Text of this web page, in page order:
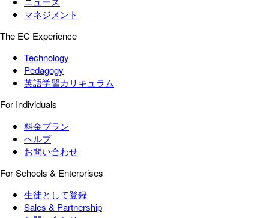
マネジメント
The EC Experience
Technology
Pedagogy
英語学習カリキュラム
For Individuals
料金プラン
ヘルプ
お問い合わせ
For Schools & Enterprises
生徒として登録
Sales & Partnership